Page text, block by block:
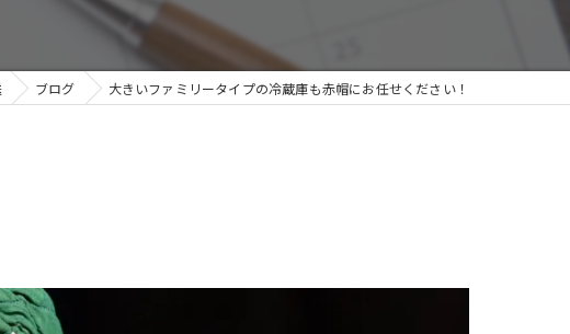
長距離
ブログ 大きいファミリータイプの冷蔵庫も赤帽にお任せください！